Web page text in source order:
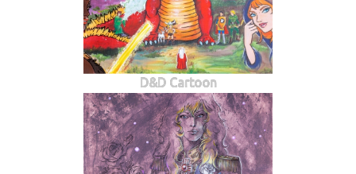
D&D Cartoon